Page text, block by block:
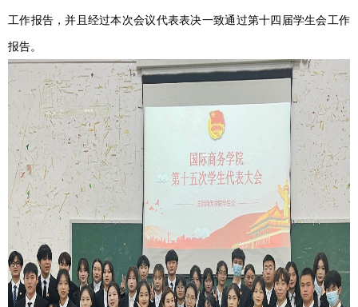
工作报告，并且经过本次会议代表表决一致通过第十四届学生会工作
报告。